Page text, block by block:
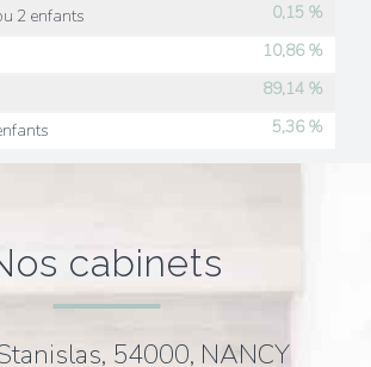
2 enfants
0,15 %
10,86 %
89,14 %
5,36 %
nos cabinets
54000, NANCY